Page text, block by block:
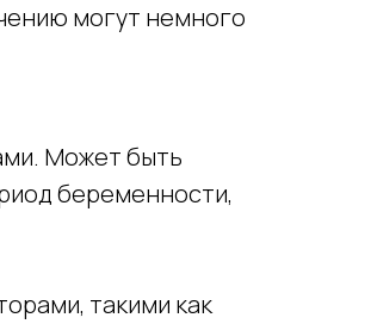
могут немного
Может быть
беременности,
такими как